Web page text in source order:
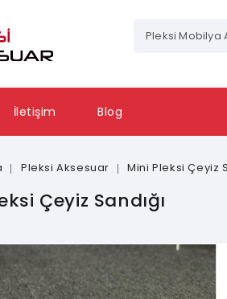
İletişim Blog
Pleksi Aksesuar Mini Pleksi Çeyiz
Çeyiz Sandığı